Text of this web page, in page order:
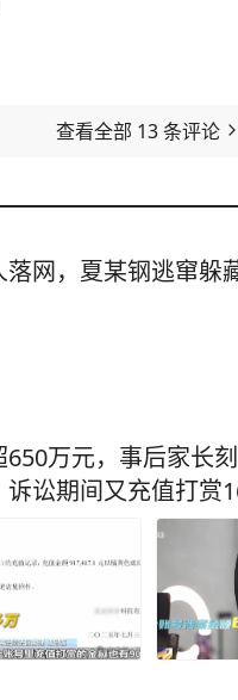
查看全部 13条评论
网，夏某钢逃窜躲
万元，事后家长刻
讼期间又充值打赏